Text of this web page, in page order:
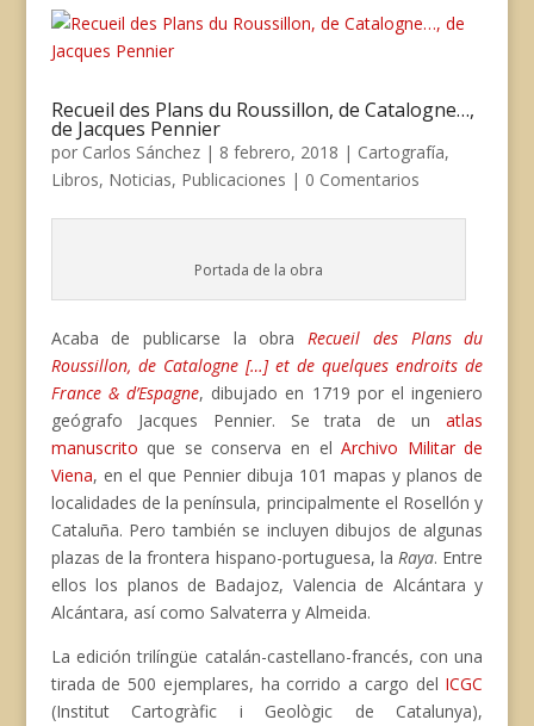
e
b
o
k
e
s
k
t
s
A
p
i
l
t
e
s
t
e
g
m
y
L
k
Recueil des Plans du Roussillon, de Catalogne…,
de Jacques Pennier
por Carlos Sánchez| 8 febrero, 2018 | Cartografía,
Libros, Noticias, Publicaciones | 0 Comentarios
Portada de la obra
Acaba de publicarse la obraRecueil des Plans du
Roussillon, de Catalogne […] et de quelques endroits de
France & d’Espagne, dibujado en 1719 por el ingeniero
geógrafo Jacques Pennier. Se trata de unatlas
manuscrito que se conserva en elArchivo Militar de
Viena, en el que Pennier dibuja 101 mapas y planos de
localidades de la península, principalmente el Rosellón y
Cataluña. Pero también se incluyen dibujos de algunas
plazas de la frontera hispano-portuguesa, laRaya. Entre
ellos los planos de Badajoz, Valencia de Alcántara y
Alcántara, así como Salvaterra y Almeida.
La edición trilíngüe catalán-castellano-francés, con una
tirada de 500 ejemplares, ha corrido a cargo del ICGC
(Institut Cartogràfic i Geològic de Catalunya),